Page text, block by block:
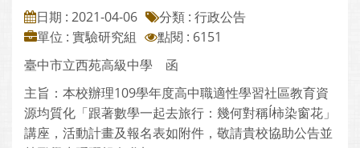
日期 : 2021-04-06
分類 : 行政公告
單位 : 實驗研究組
點閱 : 6151
臺中市立西苑高級中學 函
主旨：本校辦理109學年度高中職適性學習社區教育資
源均質化「跟著數學一起去旅行：幾何對稱Í柿染窗花」
講座，活動計畫及報名表如附件，敬請貴校協助公告並